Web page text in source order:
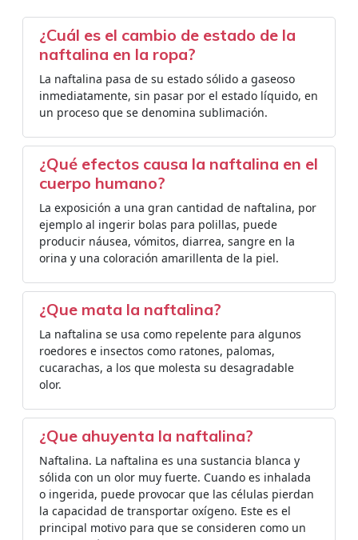
¿Cuál es el cambio de estado de la
naftalina en la ropa?
La naftalina pasa de su estado sólido a gaseoso
inmediatamente, sin pasar por el estado líquido, en
un proceso que se denomina sublimación.
¿Qué efectos causa la naftalina en el
cuerpo humano?
La exposición a una gran cantidad de naftalina, por
ejemplo al ingerir bolas para polillas, puede
producir náusea, vómitos, diarrea, sangre en la
orina y una coloración amarillenta de la piel.
¿Que mata la naftalina?
La naftalina se usa como repelente para algunos
roedores e insectos como ratones, palomas,
cucarachas, a los que molesta su desagradable
olor.
¿Que ahuyenta la naftalina?
Naftalina. La naftalina es una sustancia blanca y
sólida con un olor muy fuerte. Cuando es inhalada
o ingerida, puede provocar que las células pierdan
la capacidad de transportar oxígeno. Este es el
principal motivo para que se consideren como un